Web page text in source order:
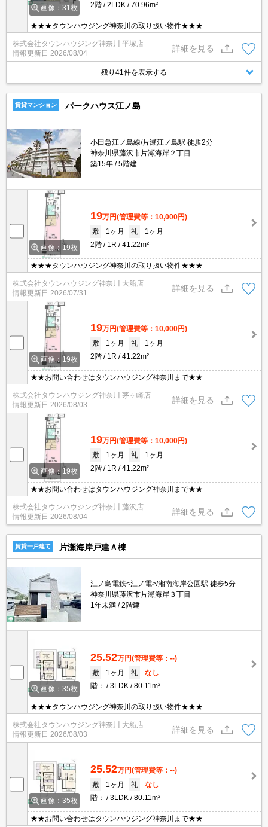
画像：31枚 2階 2LDK 70.96m²
★★★タウンハウジング神奈川の取り扱い物件★★★
株式会社タウンハウジング神奈川 平塚店
情報更新日 2026/08/04
詳細を見る
残り41件を表示する
賃貸マンション パークハウス江ノ島
小田急江ノ島線/片瀬江ノ島駅 徒歩2分
神奈川県藤沢市片瀬海岸２丁目
築15年
5階建
画像：19枚
19万円(管理費等：10,000円)
敷
1ヶ月 礼
1ヶ月
2階
1R 41.22m²
★★★タウンハウジング神奈川の取り扱い物件★★★
株式会社タウンハウジング神奈川 大船店
情報更新日 2026/07/31
詳細を見る
画像：19枚
19万円(管理費等：10,000円)
敷
1ヶ月 礼
1ヶ月
2階
1R 41.22m²
★★お問い合わせはタウンハウジング神奈川まで★★
株式会社タウンハウジング神奈川 茅ヶ崎店
情報更新日 2026/08/03
詳細を見る
画像：19枚
19万円(管理費等：10,000円)
敷
1ヶ月 礼
1ヶ月
2階
1R 41.22m²
★★お問い合わせはタウンハウジング神奈川まで★★
株式会社タウンハウジング神奈川 藤沢店
情報更新日 2026/08/04
詳細を見る
賃貸一戸建て 片瀬海岸戸建Ａ棟
江ノ島電鉄<江ノ電>/湘南海岸公園駅 徒歩5分
神奈川県藤沢市片瀬海岸３丁目
1年未満
2階建
画像：35枚
25.52万円(管理費等：--)
敷
1ヶ月 礼
なし
階：
3LDK 80.11m²
★★★タウンハウジング神奈川の取り扱い物件★★★
株式会社タウンハウジング神奈川 大船店
情報更新日 2026/08/03
詳細を見る
画像：35枚
25.52万円(管理費等：--)
敷
1ヶ月 礼
なし
階：
3LDK 80.11m²
★★お問い合わせはタウンハウジング神奈川まで★★